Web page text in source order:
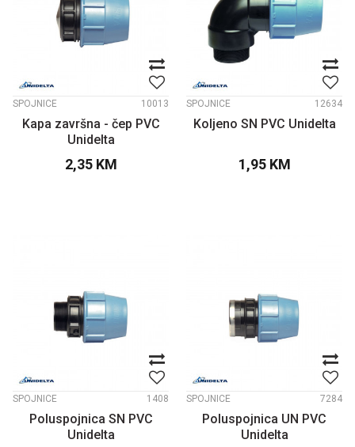
SPOJNICE 10013
Kapa završna - čep PVC
Unidelta
2,35 KM
SPOJNICE 12634
Koljeno SN PVC Unidelta
1,95 KM
SPOJNICE 1408
Poluspojnica SN PVC
Unidelta
SPOJNICE 7284
Poluspojnica UN PVC
Unidelta